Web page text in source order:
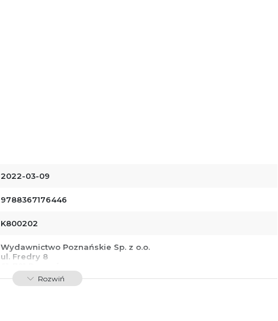
2022-03-09
9788367176446
K800202
Wydawnictwo Poznańskie Sp. z o.o.
ul. Fredry 8
Polska
kontakt@wydajenamsie.pl
Rozwiń